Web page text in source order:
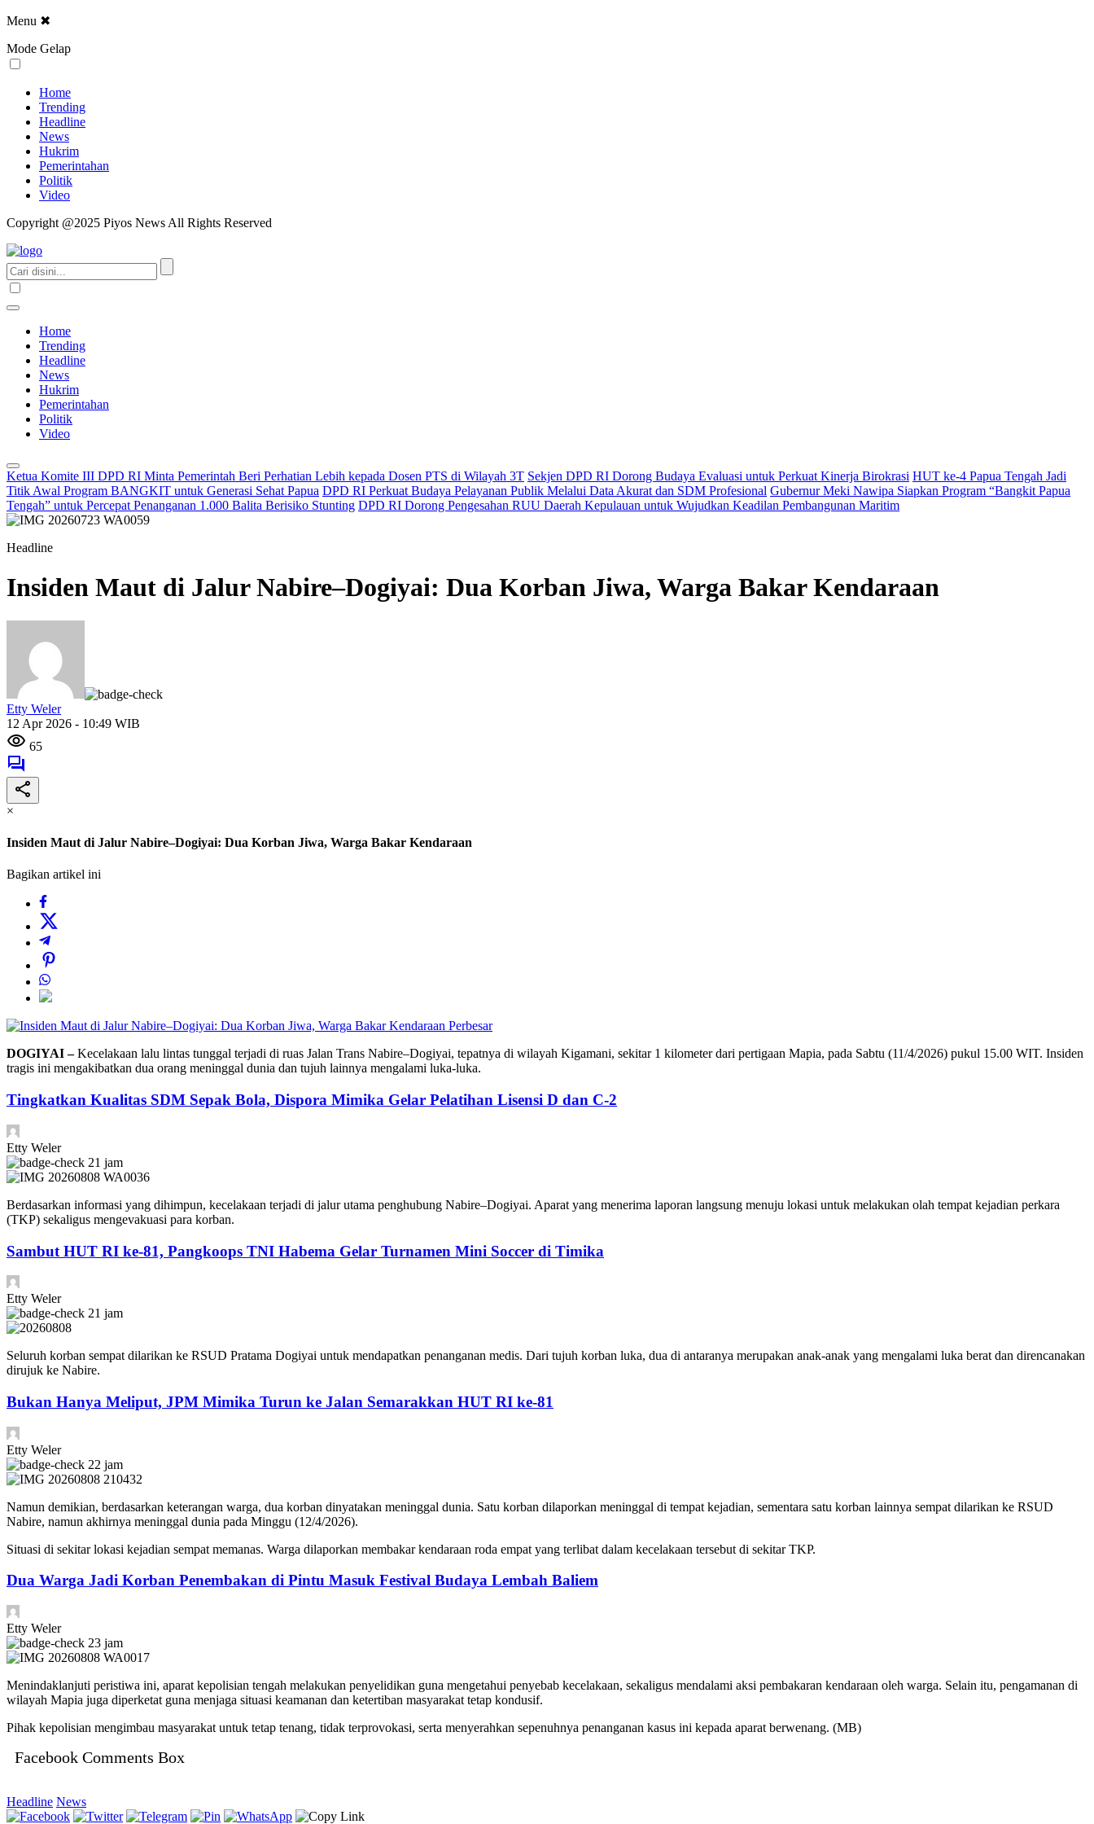
Menu ✖
Mode Gelap
Home
Trending
Headline
News
Hukrim
Pemerintahan
Politik
Video
Copyright @2025 Piyos News All Rights Reserved
Home
Trending
Headline
News
Hukrim
Pemerintahan
Politik
Video
Ketua Komite III DPD RI Minta Pemerintah Beri Perhatian Lebih kepada Dosen PTS di Wilayah 3T Sekjen DPD RI Dorong Budaya Evaluasi untuk Perkuat Kinerja Birokrasi HUT ke-4 Papua Tengah Jadi
Titik Awal Program BANGKIT untuk Generasi Sehat Papua DPD RI Perkuat Budaya Pelayanan Publik Melalui Data Akurat dan SDM Profesional Gubernur Meki Nawipa Siapkan Program “Bangkit Papua
Tengah” untuk Percepat Penanganan 1.000 Balita Berisiko Stunting DPD RI Dorong Pengesahan RUU Daerah Kepulauan untuk Wujudkan Keadilan Pembangunan Maritim
Headline
Insiden Maut di Jalur Nabire–Dogiyai: Dua Korban Jiwa, Warga Bakar Kendaraan
Etty Weler
12 Apr 2026 - 10:49 WIB
65
×
Insiden Maut di Jalur Nabire–Dogiyai: Dua Korban Jiwa, Warga Bakar Kendaraan
Bagikan artikel ini
Perbesar
DOGIYAI –Kecelakaan lalu lintas tunggal terjadi di ruas Jalan Trans Nabire–Dogiyai, tepatnya di wilayah Kigamani, sekitar 1 kilometer dari pertigaan Mapia, pada Sabtu (11/4/2026) pukul 15.00 WIT. Insiden
tragis ini mengakibatkan dua orang meninggal dunia dan tujuh lainnya mengalami luka-luka.
Tingkatkan Kualitas SDM Sepak Bola, Dispora Mimika Gelar Pelatihan Lisensi D dan C-2
Etty Weler
21 jam
Berdasarkan informasi yang dihimpun, kecelakaan terjadi di jalur utama penghubung Nabire–Dogiyai. Aparat yang menerima laporan langsung menuju lokasi untuk melakukan olah tempat kejadian perkara
(TKP) sekaligus mengevakuasi para korban.
Sambut HUT RI ke-81, Pangkoops TNI Habema Gelar Turnamen Mini Soccer di Timika
Etty Weler
21 jam
Seluruh korban sempat dilarikan ke RSUD Pratama Dogiyai untuk mendapatkan penanganan medis. Dari tujuh korban luka, dua di antaranya merupakan anak-anak yang mengalami luka berat dan direncanakan
dirujuk ke Nabire.
Bukan Hanya Meliput, JPM Mimika Turun ke Jalan Semarakkan HUT RI ke-81
Etty Weler
22 jam
Namun demikian, berdasarkan keterangan warga, dua korban dinyatakan meninggal dunia. Satu korban dilaporkan meninggal di tempat kejadian, sementara satu korban lainnya sempat dilarikan ke RSUD
Nabire, namun akhirnya meninggal dunia pada Minggu (12/4/2026).
Situasi di sekitar lokasi kejadian sempat memanas. Warga dilaporkan membakar kendaraan roda empat yang terlibat dalam kecelakaan tersebut di sekitar TKP.
Dua Warga Jadi Korban Penembakan di Pintu Masuk Festival Budaya Lembah Baliem
Etty Weler
23 jam
Menindaklanjuti peristiwa ini, aparat kepolisian tengah melakukan penyelidikan guna mengetahui penyebab kecelakaan, sekaligus mendalami aksi pembakaran kendaraan oleh warga. Selain itu, pengamanan di
wilayah Mapia juga diperketat guna menjaga situasi keamanan dan ketertiban masyarakat tetap kondusif.
Pihak kepolisian mengimbau masyarakat untuk tetap tenang, tidak terprovokasi, serta menyerahkan sepenuhnya penanganan kasus ini kepada aparat berwenang. (MB)
Facebook Comments Box
Headline News